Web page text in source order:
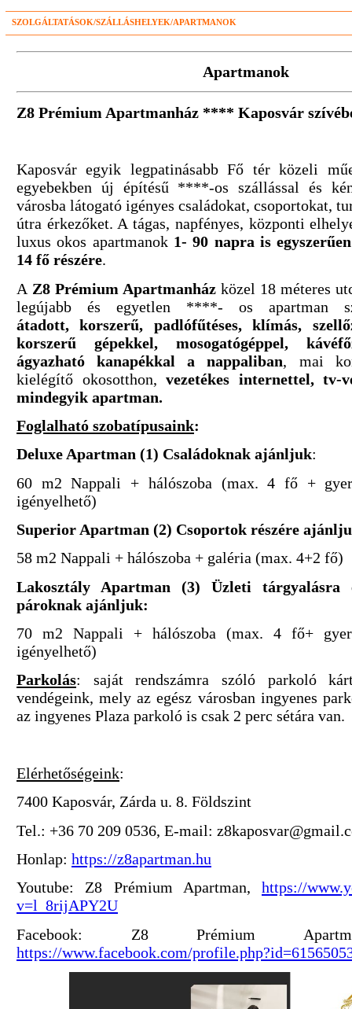
SZOLGÁLTATÁSOK/SZÁLLÁSHELYEK/APARTMANOK
Apartmanok
Z8 Prémium Apartmanház **** Kaposvár
Kaposvár egyik legpatinásabb Fő tér közeli
egyebekben új építésű ****-os szállással és
városba látogató igényes családokat, csoportokat,
útra érkezőket. A tágas, napfényes, központi
luxus okos apartmanok 1- 90 napra is
14 fő részére.
​A Z8 Prémium Apartmanház közel 18 méteres
legújabb és egyetlen ****- os apartman
átadott, korszerű, padlófűtéses, klímás,
korszerű gépekkel, mosogatógéppel,
ágyazható kanapékkal a nappaliban, mai
kielégítő okosotthon, vezetékes internettel, tv-
mindegyik apartman.
Foglalható szobatípusaink:
Deluxe Apartman (1) Családoknak ajánljuk:
60 m2 Nappali + hálószoba (max. 4 fő +
igényelhető)
Superior Apartman (2) Csoportok részére
58 m2 Nappali + hálószoba + galéria (max. 4+2 fő)
Lakosztály Apartman (3) Üzleti tárgyalásra
pároknak ajánljuk:
70 m2 Nappali + hálószoba (max. 4 fő+
igényelhető)
Parkolás: saját rendszámra szóló parkoló
vendégeink, mely az egész városban ingyenes
az ingyenes Plaza parkoló is csak 2 perc sétára van.
Elérhetőségeink:
7400 Kaposvár, Zárda u. 8. Földszint
Tel.: +36 70 209 0536, E-mail:
Honlap: https://z8apartman.hu
Youtube: Z8 Prémium Apartman, https://
v=l_8rijAPY2U
Facebook: Z8 Prémium
https://www.facebook.com/